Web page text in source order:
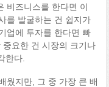
비즈니스를 한다면 이
를 발굴하는 건 쉽지가
업에 투자를 한다면 빠
요한 건 시장의 크기나
한다.
웠지만, 그 중 가장 큰 배